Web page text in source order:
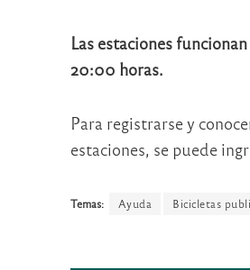
Las estaciones
20:00 horas.
Para registrarse y
estaciones, se puede
Temas: Ayuda Bicicletas